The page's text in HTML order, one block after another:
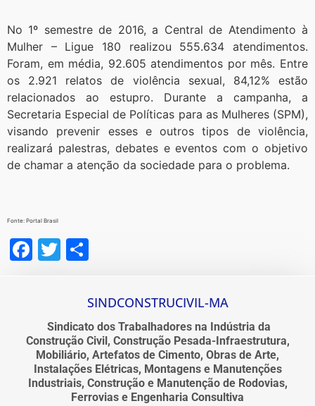
No 1º semestre de 2016, a Central de Atendimento à
Mulher – Ligue 180 realizou 555.634 atendimentos.
Foram, em média, 92.605 atendimentos por mês. Entre
os 2.921 relatos de violência sexual, 84,12% estão
relacionados ao estupro. Durante a campanha, a
Secretaria Especial de Políticas para as Mulheres (SPM),
visando prevenir esses e outros tipos de violência,
realizará palestras, debates e eventos com o objetivo
de chamar a atenção da sociedade para o problema.
Fonte: Portal Brasil
Facebook
Twitter
SINDCONSTRUCIVIL-MA
Sindicato dos Trabalhadores na Indústria da
Construção Civil, Construção Pesada-Infraestrutura,
Mobiliário, Artefatos de Cimento, Obras de Arte,
Instalações Elétricas, Montagens e Manutenções
Industriais, Construção e Manutenção de Rodovias,
Ferrovias e Engenharia Consultiva